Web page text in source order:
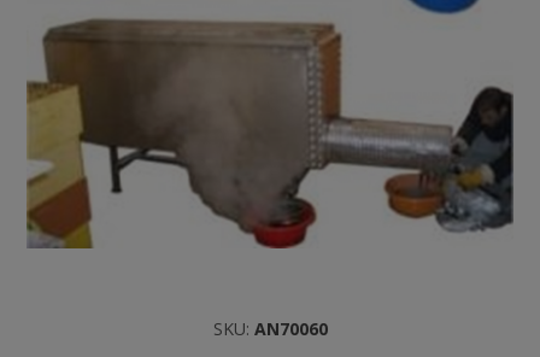
SKU: AN70060